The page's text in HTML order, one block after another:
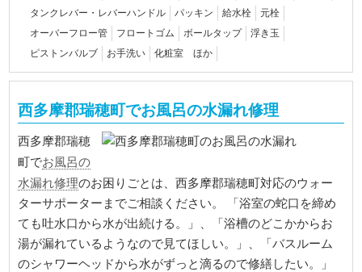
タンクレバー・レバーハンドル
パッキン 給水栓
元栓
オーバーフロー管
フロートゴム ボールタップ
浮き玉
ピストンバルブ
お手洗い 化粧室 ほか
西多摩郡瑞穂町でお風呂の水漏れ修理
西多摩郡瑞穂
町でお風呂の
水漏れ修理のお困りごとは、西多摩郡瑞穂町対応のウォー
ターサポーターまでご相談ください。 「浴室の蛇口を締め
ても吐水口から水が出続ける。」、「浴槽のどこかからお
湯が漏れているようなので見てほしい。」、「バスルーム
のシャワーヘッドから水がずっと滴るので修繕したい。」